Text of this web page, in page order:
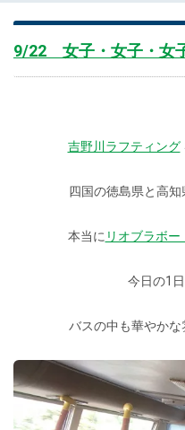
9/22 女子・女子・女
吉野川ラフティング
四国の徳島県と高
本当に リオブラボー
今日の1
バスの中も華やかな